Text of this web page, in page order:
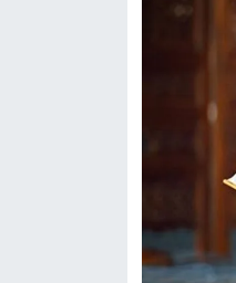
Dünya Haberleri